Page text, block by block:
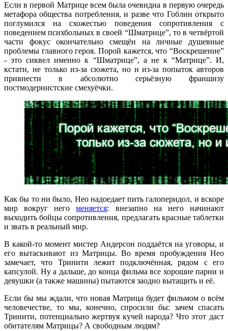
Если в первой Матрице всем была очевидна в первую очередь
метафора общества потребления, и разве что Гоблин открыто
поглумился на схожестью поведения сопротивления с
поведением психбольных в своей “Шматрице”, то в четвёртой
части фокус окончательно смещён на личные душевные
проблемы главного героя. Порой кажется, что “Воскрешение”
- это сиквел именно к “Шматрице”, а не к “Матрице”. И,
кстати, не только из-за сюжета, но и из-за попыток авторов
привнести в абсолютно серьёзную франшизу
постмодернистские смехуёчки.
Как бы то ни было, Нео надоедает пить галоперидол, и вскоре
мир вокруг негоменяется: внезапно на него начинают
выходить бойцы сопротивления, предлагать красные таблетки
и звать в реальный мир.
В какой-то момент мистер Андерсон поддаётся на уговоры, и
его вытаскивают из Матрицы. Во время пробуждения Нео
замечает, что Тринити лежит подключённая, рядом с его
капсулой. Ну а дальше, до конца фильма все хорошие парни и
девушки (а также машины) пытаются заодно вытащить и её.
Если бы мы ждали, что новая Матрица будет фильмом о всём
человечестве, то мы, конечно, спросили бы: зачем спасать
Тринити, потенциально жертвуя кучей народа? Что этот даст
обитателям Матрицы? А свободным людям?